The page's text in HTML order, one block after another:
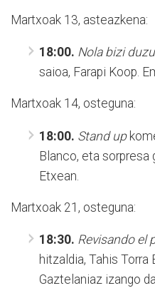
Martxoak 13, asteazkena:
18:00. Nola bizi
saioa, Farapi Koop.
Martxoak 14, osteguna:
18:00. Stand up
Blanco, eta sorpresa
Etxean.
Martxoak 21, osteguna:
18:30. Revisando el
hitzaldia, Tahis Torra
Gaztelaniaz izango